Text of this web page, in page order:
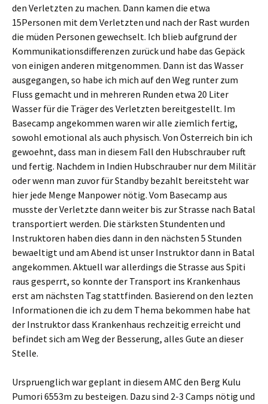
den Verletzten zu machen. Dann kamen die etwa
15Personen mit dem Verletzten und nach der Rast wurden
die müden Personen gewechselt. Ich blieb aufgrund der
Kommunikationsdifferenzen zurück und habe das Gepäck
von einigen anderen mitgenommen. Dann ist das Wasser
ausgegangen, so habe ich mich auf den Weg runter zum
Fluss gemacht und in mehreren Runden etwa 20 Liter
Wasser für die Träger des Verletzten bereitgestellt. Im
Basecamp angekommen waren wir alle ziemlich fertig,
sowohl emotional als auch physisch. Von Österreich bin ich
gewoehnt, dass man in diesem Fall den Hubschrauber ruft
und fertig. Nachdem in Indien Hubschrauber nur dem Militär
oder wenn man zuvor für Standby bezahlt bereitsteht war
hier jede Menge Manpower nötig. Vom Basecamp aus
musste der Verletzte dann weiter bis zur Strasse nach Batal
transportiert werden. Die stärksten Stundenten und
Instruktoren haben dies dann in den nächsten 5 Stunden
bewaeltigt und am Abend ist unser Instruktor dann in Batal
angekommen. Aktuell war allerdings die Strasse aus Spiti
raus gesperrt, so konnte der Transport ins Krankenhaus
erst am nächsten Tag stattfinden. Basierend on den lezten
Informationen die ich zu dem Thema bekommen habe hat
der Instruktor dass Krankenhaus rechzeitig erreicht und
befindet sich am Weg der Besserung, alles Gute an dieser
Stelle.
Urspruenglich war geplant in diesem AMC den Berg Kulu
Pumori 6553m zu besteigen. Dazu sind 2-3 Camps nötig und